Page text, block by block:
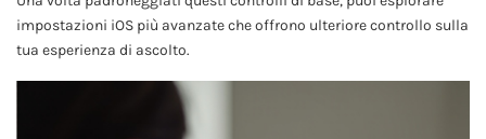
impostazioni iOS più avanzate che offrono ulteriore controllo sulla
tua esperienza di ascolto.